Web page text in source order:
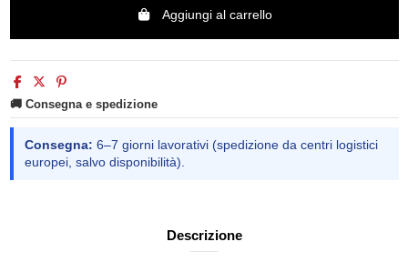
Aggiungi al carrello
🚚 Consegna e spedizione
Consegna: 6–7 giorni lavorativi (spedizione da centri logistici
europei, salvo disponibilità).
Descrizione